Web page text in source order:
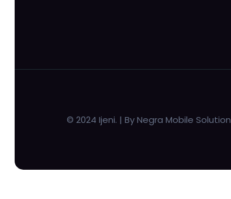
© 2024 Ijeni. | By Negra Mobile Solution